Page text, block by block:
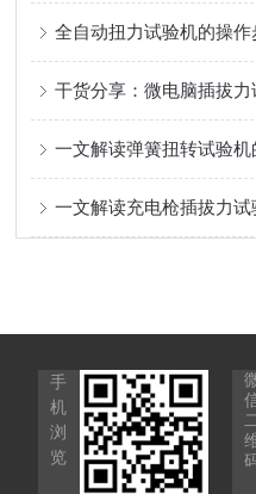
全自动扭力试验机的操作
干货分享：微电脑插拔
一文解读弹簧扭转试验
一文解读充电枪插拔力
手
机
浏
览